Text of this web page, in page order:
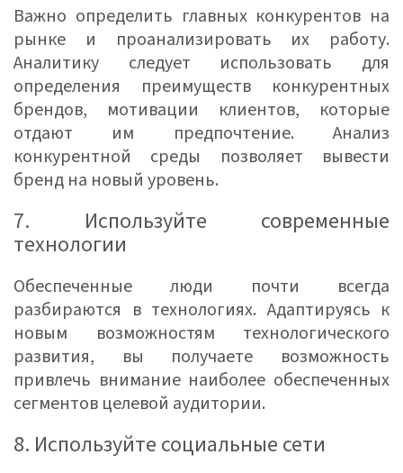
Важно определить главных конкурентов на
рынке и проанализировать их работу.
Аналитику следует использовать для
определения преимуществ конкурентных
брендов, мотивации клиентов, которые
отдают им предпочтение. Анализ
конкурентной среды позволяет вывести
бренд на новый уровень.
7. Используйте современные
технологии
Обеспеченные люди почти всегда
разбираются в технологиях. Адаптируясь к
новым возможностям технологического
развития, вы получаете возможность
привлечь внимание наиболее обеспеченных
сегментов целевой аудитории.
8. Используйте социальные сети